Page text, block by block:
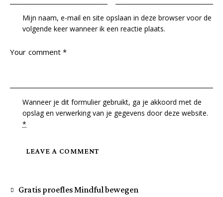
Mijn naam, e-mail en site opslaan in deze browser voor de
volgende keer wanneer ik een reactie plaats.
Wanneer je dit formulier gebruikt, ga je akkoord met de
opslag en verwerking van je gegevens door deze website.
*
Gratis proefles Mindful bewegen